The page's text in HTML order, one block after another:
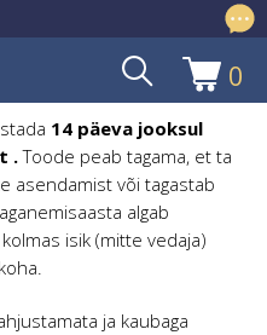
0
14 päeva jooksul
.Toode peab tagama, et ta
asendamist või tagastab
algab
isik (mitte vedaja)
ja kaubaga